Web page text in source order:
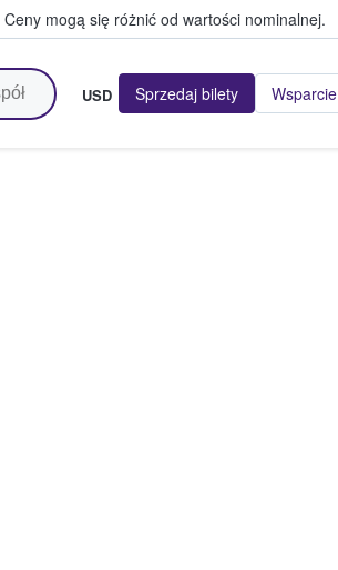
Ceny mogą się różnić od wartości nominalnej.
USD Sprzedaj bilety Wsparcie